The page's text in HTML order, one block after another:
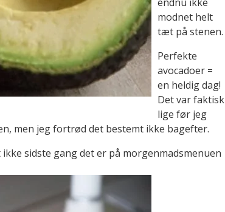
modnet helt
tæt på stenen.
Perfekte
avocadoer =
en heldig dag!
Det var faktisk
lige før jeg
men jeg fortrød det bestemt ikke bagefter.
sidste gang det er på morgenmadsmenuen